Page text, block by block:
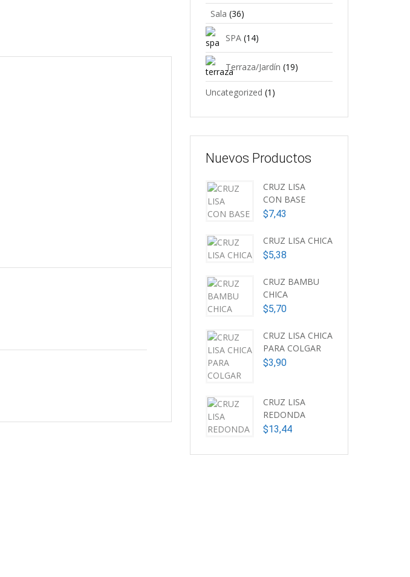
Sala (36)
SPA (14)
Terraza/Jardín (19)
Uncategorized (1)
Nuevos Productos
CRUZ LISA
CON BASE
$7,43
CRUZ LISA CHICA
$5,38
CRUZ BAMBU
CHICA
$5,70
CRUZ LISA CHICA
PARA COLGAR
$3,90
CRUZ LISA
REDONDA
$13,44